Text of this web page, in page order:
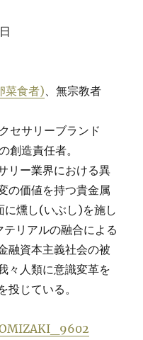
菜食者)、無宗教者
セサリーブランド
造責任者。
リー業界における異
の価値を持つ貴金属
に燻し(いぶし)を施し
テリアルの融合による
融資本主義社会の被
々人類に意識変革を
投じている。